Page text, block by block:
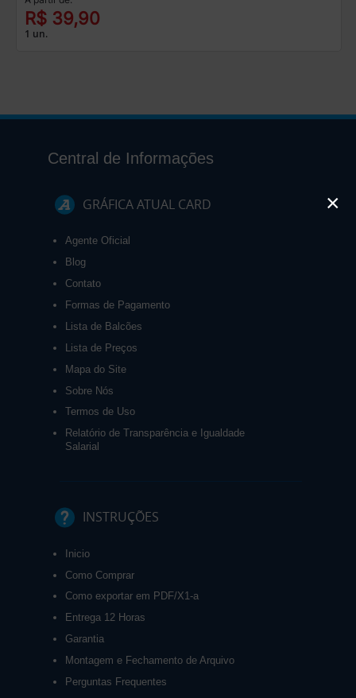
R$ 39,90
1 un.
Central de Informações
GRÁFICA ATUAL CARD
Agente Oficial
Blog
Contato
Formas de Pagamento
Lista de Balcões
Lista de Preços
Mapa do Site
Sobre Nós
Termos de Uso
Relatório de Transparência e Igualdade
Salarial
INSTRUÇÕES
Inicio
Como Comprar
Como exportar em PDF/X1-a
Entrega 12 Horas
Garantia
Montagem e Fechamento de Arquivo
Perguntas Frequentes
×